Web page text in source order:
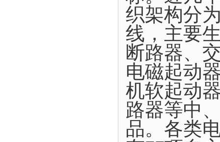
织架构分
线，主要
断路器、
电磁起动
机软起动
路器等中
品。各类